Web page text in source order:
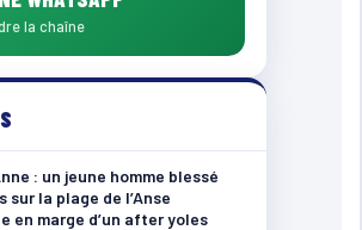
la chaîne
: un jeune homme blessé
sur la plage de l’Anse
en marge d’un after yoles